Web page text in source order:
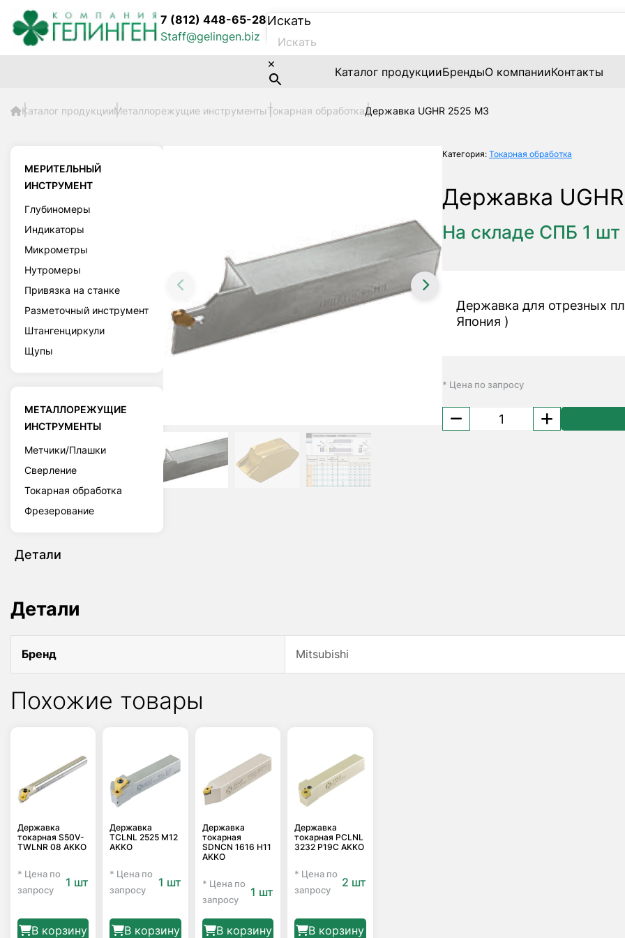
7 (812) 448-65-28
Staff@gelingen.biz
Искать
×
Каталог продукцииБрендыО компанииКонтакты
Каталог продукцииМеталлорежущие инструментыТокарная обработкаДержавка UGHR 2525 M3
МЕРИТЕЛЬНЫЙ
ИНСТРУМЕНТ
Глубиномеры
Индикаторы
Микрометры
Нутромеры
Привязка на станке
Разметочный инструмент
Штангенциркули
Щупы
МЕТАЛЛОРЕЖУЩИЕ
ИНСТРУМЕНТЫ
Метчики/Плашки
Сверление
Токарная обработка
Фрезерование
Категория: Токарная обработка
Державка
На складе СПБ 1 шт
Державка для отрезных
Япония )
* Цена по запросу
Количество
товара
Детали
Детали
Бренд Mitsubishi
Похожие товары
Державка
токарная S50V-
TWLNR 08 AKKO
* Цена по
запросу
1 шт
В корзину
Державка
TCLNL 2525 M12
AKKO
* Цена по
запросу
1 шт
В корзину
Державка
токарная
SDNCN 1616 H11
AKKO
* Цена по
запросу
1 шт
В корзину
Державка
токарная PCLNL
3232 P19C AKKO
* Цена по
запросу
2 шт
В корзину